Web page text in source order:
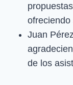
ofreciendo
Juan
de los